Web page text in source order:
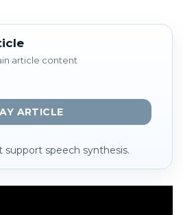
article content
ARTICLE
support speech synthesis.